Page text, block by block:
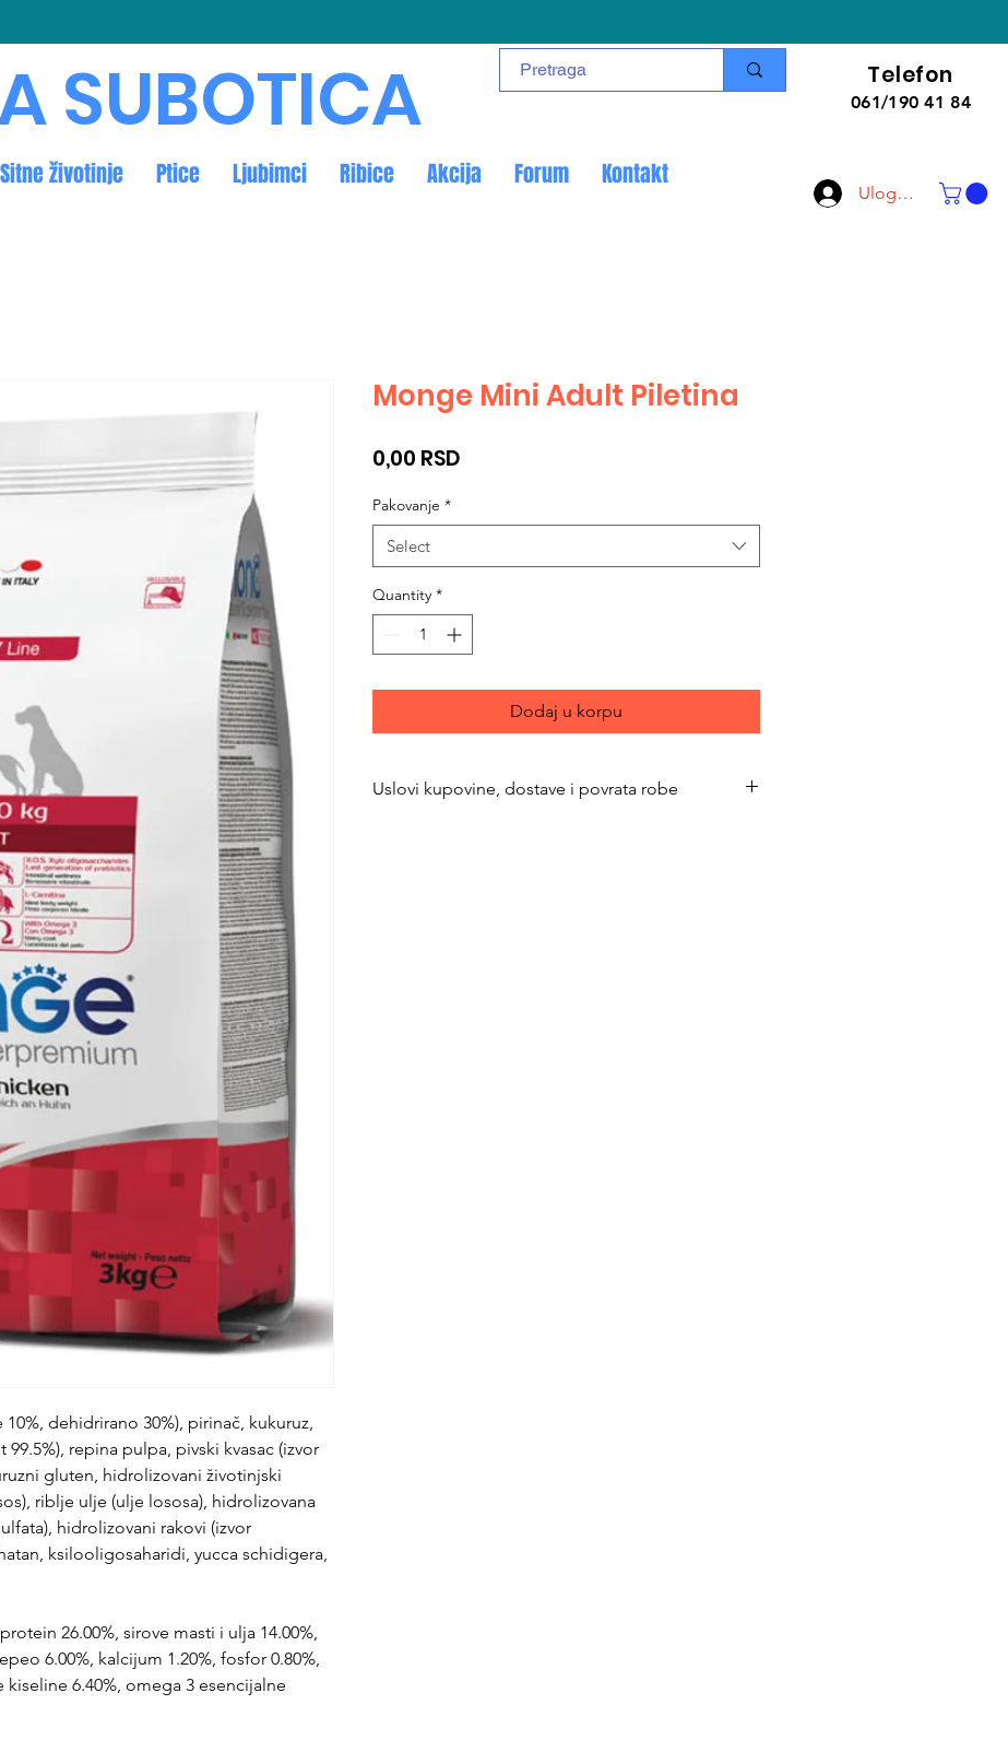
Telefon
061/190 41 84
Uloguj se
Sitne životinje Ptice Ljubimci Ribice Akcija Forum Kontakt
SUBOTICA
10%, dehidrirano 30%), pirinač, kukuruz,
repina pulpa, pivski kvasac (izvor
gluten, hidrolizovani životinjski
riblje ulje (ulje lososa), hidrolizovana
hidrolizovani rakovi (izvor
ksilooligosaharidi, yucca schidigera,
26.00%, sirove masti i ulja 14.00%,
6.00%, kalcijum 1.20%, fosfor 0.80%,
6.40%, omega 3 esencijalne
Monge Mini Adult Piletina
0,00 RSD
Pakovanje *
Select
Quantity *
Dodaj u korpu
Uslovi kupovine, dostave i povrata robe